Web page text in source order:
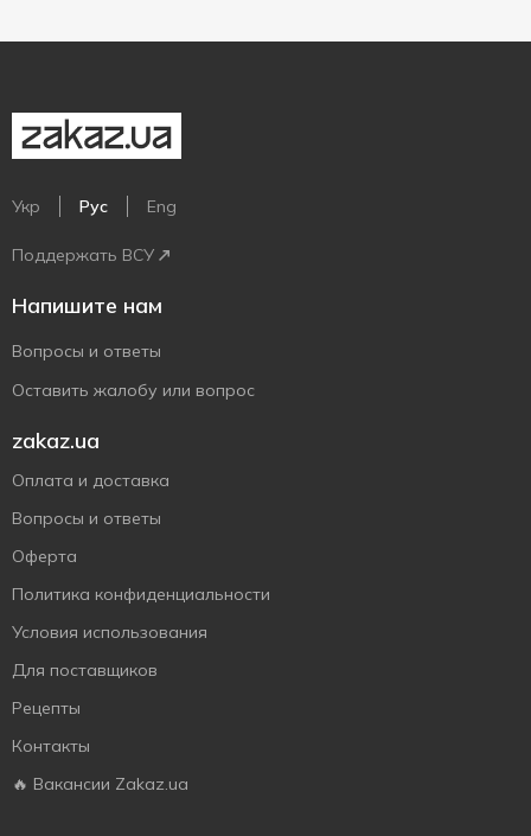
Укр Рус Eng
Поддержать ВСУ
Напишите нам
Вопросы и ответы
Оставить жалобу или вопрос
zakaz.ua
Оплата и доставка
Вопросы и ответы
Оферта
Политика конфиденциальности
Условия использования
Для поставщиков
Рецепты
Контакты
🔥 Вакансии Zakaz.ua